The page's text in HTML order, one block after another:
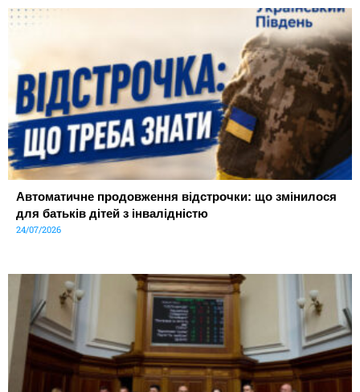
Автоматичне продовження відстрочки: що змінилося
для батьків дітей з інвалідністю
24/07/2026